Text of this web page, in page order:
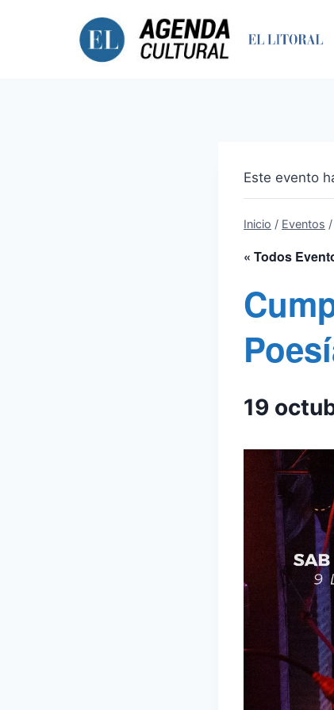
Este evento
Inicio / Eventos /
« Todos
19